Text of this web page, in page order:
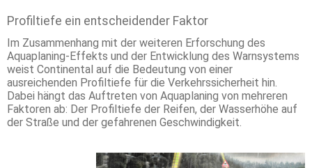
Profiltiefe ein entscheidender Faktor
Im Zusammenhang mit der weiteren Erforschung des
Aquaplaning-Effekts und der Entwicklung des Warnsystems
weist Continental auf die Bedeutung von einer
ausreichenden Profiltiefe für die Verkehrssicherheit hin.
Dabei hängt das Auftreten von Aquaplaning von mehreren
Faktoren ab: Der Profiltiefe der Reifen, der Wasserhöhe auf
der Straße und der gefahrenen Geschwindigkeit.